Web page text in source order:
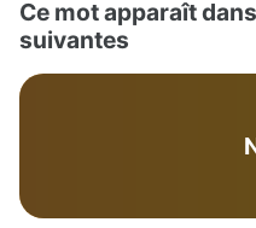
Ce mot apparaît
suivantes